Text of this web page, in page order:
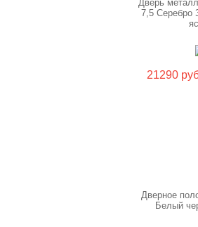
Дверь
7,5 Серебро
21290
Дверное
Белый